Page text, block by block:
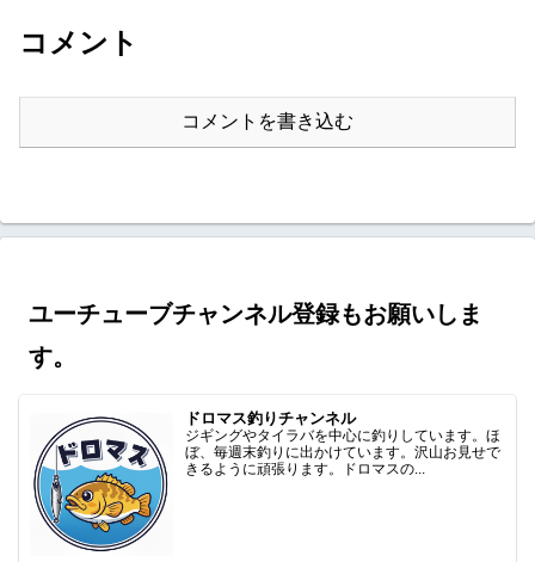
コメント
コメントを書き込む
ユーチューブチャンネル登録もお願いしま
す。
ドロマス釣りチャンネル
ジギングやタイラバを中心に釣りしています。ほ
ぼ、毎週末釣りに出かけています。沢山お見せで
きるように頑張ります。ドロマスの...